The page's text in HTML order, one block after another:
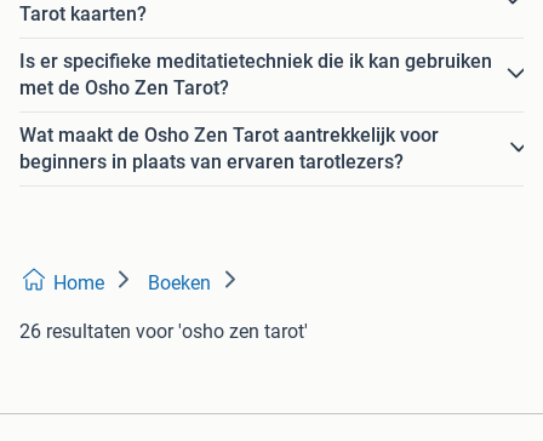
Tarot kaarten?
Is er specifieke meditatietechniek die ik kan gebruiken
met de Osho Zen Tarot?
Wat maakt de Osho Zen Tarot aantrekkelijk voor
beginners in plaats van ervaren tarotlezers?
Home Boeken
26 resultaten voor 'osho zen tarot'